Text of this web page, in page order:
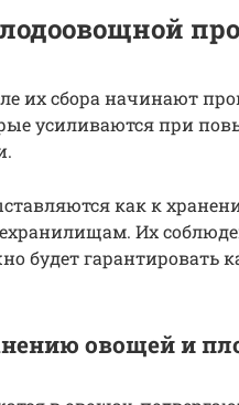
их сбора начинают
усиливаются при
как к
Их
будет гарантировать
овощей и